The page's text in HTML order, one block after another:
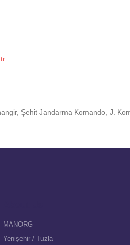
Şehit Jandarma Komando, J.
MANORG
Yenişehir / Tuzla